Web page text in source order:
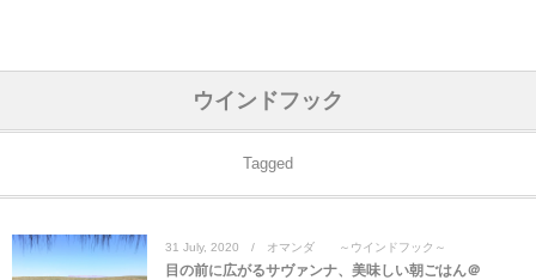
ウインドフック
Tagged
31 July, 2020 オマンダ ～ウインドフック～
目の前に広がるサヴァンナ、美味しい朝ごはん＠
アジアのホテル シンガポール
中国のホテル
ヨーロッパのホテル
フランスのホ
ギリシャのホ
中東のホテル
オマーンのホ
アラブ首長国
アメリカ合衆
モロッコのホ
エジプトのホ
中央ヨーロッパ オーストリア
ブルガリア
西ヨーロッパ
ベルギー
フランス
東ヨーロッパ
ロシア
ポーランド
ギリシャ
イタリア
デンマーク
中国 香港&マカオ
北京
カンボジア
インド
東京、神奈川
京都、奈良
モロッコ
エジプト
ナミビア
アメリカ合衆国
カタール
サウジアラビア
トルコ
ドバイ
アブダビ
エーゲ航空
エールフランス＆イベリア航空
全日空・日本航空